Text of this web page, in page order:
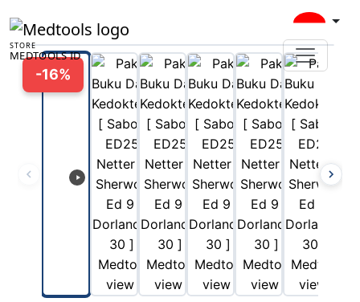
STORE
MEDTOOLS ID
-16%
Play